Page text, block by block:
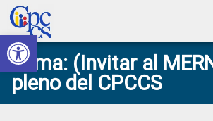
Abrir barra de
Skip
to
primary
navigation
Skip
to
main
content
Skip
to
primary
sidebar
Skip
to
footer
Consejo
de
Participación
Construyendo
Poder
Ciudadano
Tema: (Invitar al
pleno del CPCCS